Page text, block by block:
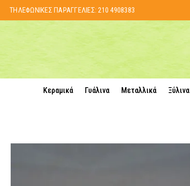
ΤΗΛΕΦΩΝΙΚΕΣ ΠΑΡΑΓΓΕΛΙΕΣ:210 4908383
Κεραμικά Γυάλινα Μεταλλικά Ξύλινα